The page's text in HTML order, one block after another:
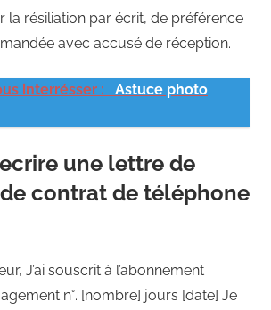
la résiliation par écrit, de préférence
avec accusé de réception.
interrésser :
Astuce photo
une lettre de
contrat de téléphone
J’ai souscrit à l’abonnement
n°. [nombre] jours [date] Je